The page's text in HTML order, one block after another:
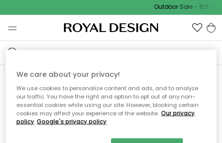
Outdoor Sale - 15%
Vi hittar tyvärr inte sidan du
söker
We care about your privacy!
We use cookies to personalize content and ads, and to analyze
our traffic. You have the right and option to opt out of any non-
essential cookies while using our site. However, blocking certain
cookies may affect your experience of the website. Our privacy
policy Google's privacy policy